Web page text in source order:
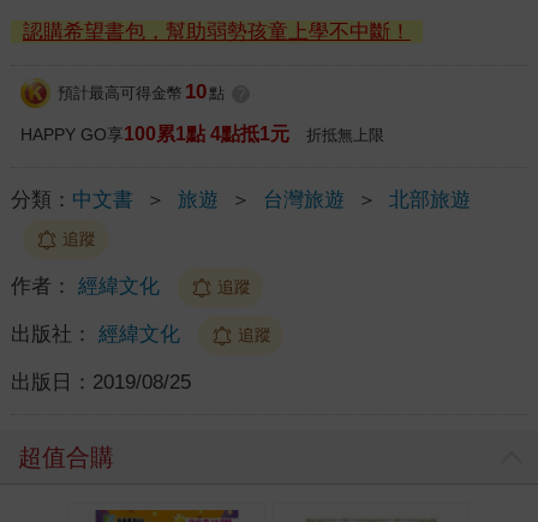
認購希望書包，幫助弱勢孩童上學不中斷！
預計最高可得金幣 10 點
HAPPY GO享100累1點 4點抵1元 折抵無上限
分類： 中文書 ＞ 旅遊 ＞ 台灣旅遊 ＞ 北部旅遊
追蹤
作者： 經緯文化 追蹤
出版社： 經緯文化 追蹤
出版日： 2019/08/25
超值合購